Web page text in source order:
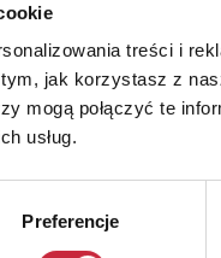
treści i
jak korzystasz z
mogą połączyć te
usług.
Preferencje